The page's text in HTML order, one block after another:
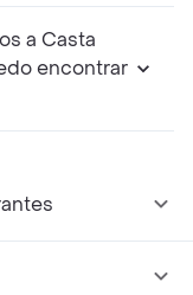
a Casta
encontrar